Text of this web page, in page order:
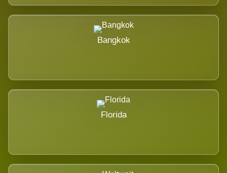
Bangkok
Florida